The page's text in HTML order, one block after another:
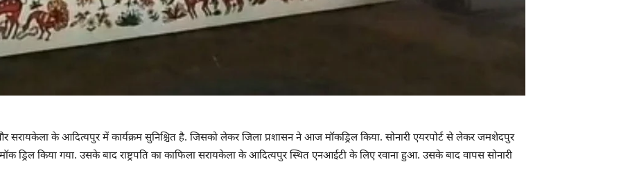
सरायकेला के आदित्यपुर में कार्यक्रम सुनिश्चित है. जिसको लेकर जिला प्रशासन ने आज मॉकड्रिल किया. सोनारी एयरपोर्ट से लेकर जमशेदपुर
ड्रिल किया गया. उसके बाद राष्ट्रपति का काफिला सरायकेला के आदित्यपुर स्थित एनआईटी के लिए रवाना हुआ. उसके बाद वापस सोनारी